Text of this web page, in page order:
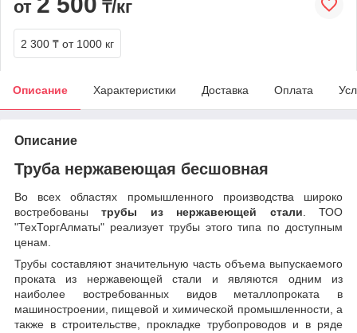
от ₸/кг
2 300 ₸ от 1000 кг
Описание Характеристики Доставка Оплата
Описание
Труба нержавеющая бесшовная
Во всех областях промышленного производства широко
востребованытрубы из нержавеющей стали. ТОО
"ТехТоргАлматы" реализует трубы этого типа по доступным
ценам.
Трубы составляют значительную часть объема выпускаемого
проката из нержавеющей стали и являются одним из
наиболее востребованных видов металлопроката в
машиностроении, пищевой и химической промышленности, а
также в строительстве, прокладке трубопроводов и в ряде